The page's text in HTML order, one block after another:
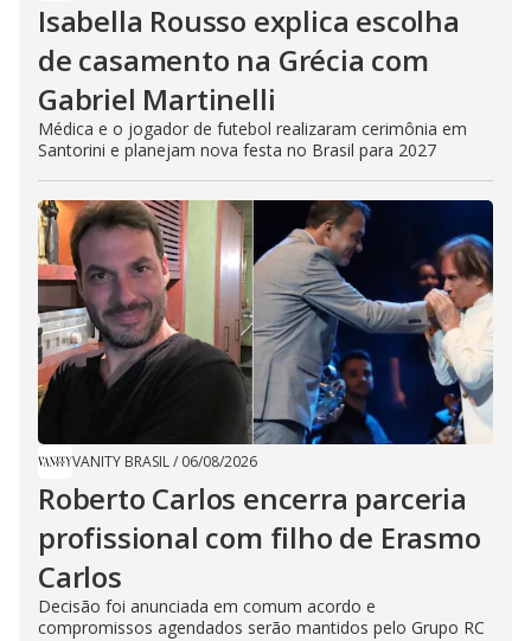
Isabella Rousso explica escolha
de casamento na Grécia com
Gabriel Martinelli
Médica e o jogador de futebol realizaram cerimônia em
Santorini e planejam nova festa no Brasil para 2027
VANITY BRASIL/ 06/08/2026
Roberto Carlos encerra parceria
profissional com filho de Erasmo
Carlos
Decisão foi anunciada em comum acordo e
compromissos agendados serão mantidos pelo Grupo RC